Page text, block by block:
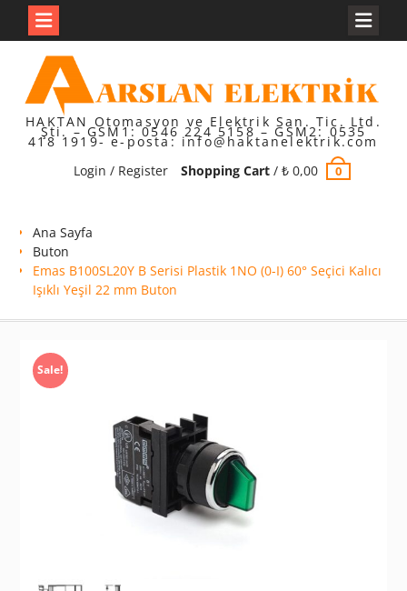
content
HAKTAN Otomasyon ve Elektrik San. Tic. Ltd.
Şti. – GSM1: 0546 224 5158 – GSM2: 0535
418 1919- e-posta: info@haktanelektrik.com
Login / Register
Shopping Cart/ ₺0,00 0
Ana Sayfa
Buton
Emas B100SL20Y B Serisi Plastik 1NO (0-I) 60° Seçici Kalıcı
Işıklı Yeşil 22 mm Buton
Sale!